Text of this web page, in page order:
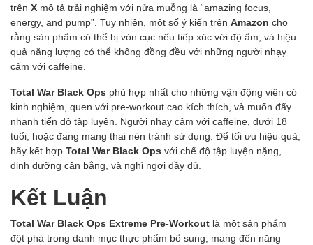
trên X mô tả trải nghiệm với nửa muỗng là “amazing focus,
energy, and pump”. Tuy nhiên, một số ý kiến trên Amazon cho
rằng sản phẩm có thể bị vón cục nếu tiếp xúc với độ ẩm, và hiệu
quả năng lượng có thể không đồng đều với những người nhạy
cảm với caffeine.
Total War Black Ops phù hợp nhất cho những vận động viên có
kinh nghiệm, quen với pre-workout cao kích thích, và muốn đẩy
nhanh tiến độ tập luyện. Người nhạy cảm với caffeine, dưới 18
tuổi, hoặc đang mang thai nên tránh sử dụng. Để tối ưu hiệu quả,
hãy kết hợp Total War Black Ops với chế độ tập luyện nặng,
dinh dưỡng cân bằng, và nghỉ ngơi đầy đủ.
Kết Luận
Total War Black Ops Extreme Pre-Workout là một sản phẩm
đột phá trong danh mục thực phẩm bổ sung, mang đến năng